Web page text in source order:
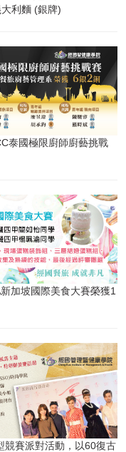
利麵 (銀牌)
泰國極限廚師廚藝挑戰
加坡國際美食大賽榮獲1
競賽派對活動，以60復古